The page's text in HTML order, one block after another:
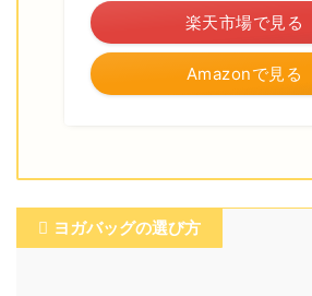
Amazonで見る
楽天市場で見る
ヨガバッグの選び方